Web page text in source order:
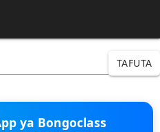
TAFUTA
ya Bongoclass